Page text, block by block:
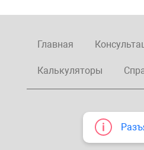
Главная
Калькуляторы